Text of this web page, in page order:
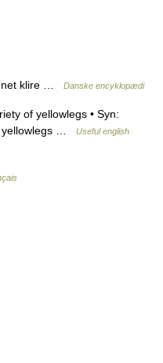
klire … Danske encyklopædi
of yellowlegs • Syn:
…
Useful english